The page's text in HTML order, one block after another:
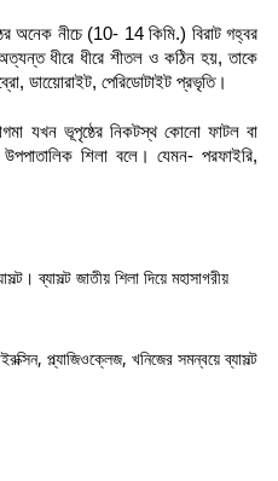
অনেক নীচে (10- 14 কিমি.) বিরাট গহ্বর
ধীরে ধীরে শীতল ও কঠিন হয়, তাকে
ডায়োেরাইট, পেরিডোটাইট প্রভৃতি।
যখন ভূপৃষ্ঠের নিকটস্থ কোনো ফাটল বা
শিলা বলে। যেমন- পরফাইরি,
ব্যাসল্ট জাতীয় শিলা দিয়ে মহাসাগরীয়
প্ল্যাজিওক্লেজ, খনিজের সমন্বয়ে ব্যাসল্ট